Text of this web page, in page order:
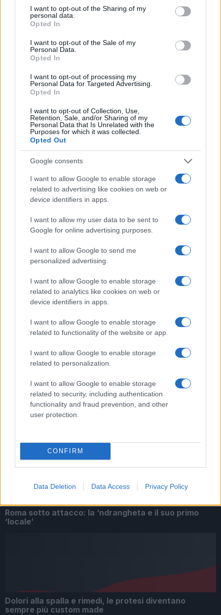
not limited to your visit or usage behaviour. You may click to
grant or deny consent to Google and its third-party tags to
use your data for below specified purposes in below Google
consent section.
I want to opt-out of the Sharing of my
personal data.
Opted In
I want to opt-out of the Sale of my
Personal Data.
Opted In
I want to opt-out of processing my
Personal Data for Targeted Advertising.
Opted In
I want to opt-out of Collection, Use,
Retention, Sale, and/or Sharing of my
Personal Data that Is Unrelated with the
Purposes for which it was collected.
Opted Out
Google consents
I want to allow Google to enable storage
related to advertising like cookies on web or
device identifiers in apps.
I want to allow my user data to be sent to
Google for online advertising purposes.
I want to allow Google to send me
personalized advertising.
I want to allow Google to enable storage
related to analytics like cookies on web or
device identifiers in apps.
I want to allow Google to enable storage
related to functionality of the website or app.
I want to allow Google to enable storage
related to personalization.
I want to allow Google to enable storage
related to security, including authentication
functionality and fraud prevention, and other
user protection.
CONFIRM
Data Deletion Data Access Privacy Policy
Il secondo anniversario di Pro Etico Roma non è solo
una celebrazione, ma un momento cruciale per
riflettere su come le politiche di integrazione e
solidarietà siano più che mai necessarie in un
discriminazione non possono essere ignorate; al
contrario, devono spingere la società romana a
rispondere in modo proattivo. L’evento ha riportato in
primo piano l’urgenza di affrontare le criticità della
capitale, richiedendo un impegno collettivo per
creare un ambiente più sicuro e accogliente per tutti.
La digitalizzazione e l’educazione civica
rappresentano strumenti indispensabili, ma la vera
sfida resta l’impegno a lungo termine. Le istituzioni
locali sono responsabili di garantire protezione e
opportunità a tutti i cittadini, inclusi coloro che oggi
vivono nell’ombra. Se le celebrazioni di Pro Etico
hanno un significato, deve essere quello di stimolare
un cambiamento reale, fondato sulla coesione
Precedente
innocente:
un’ingiustizia o un
preoccupante?
sportivo delle
Fiamme Azzurre:
speranza o
divisione per
Roma?
Integrazione progetto sociale Roma
Roma sotto attacco: la ‘ndrangheta e il suo primo
‘locale’
Dolori alla spalla e rimedi, le protesi diventano
sempre più custom made